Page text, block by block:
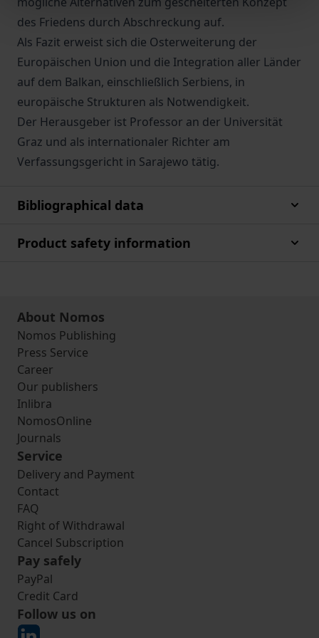
des Friedens durch Abschreckung auf.
Als Fazit erweist sich die Osterweiterung der
Europäischen Union und die Integration aller Länder
auf dem Balkan, einschließlich Serbiens, in
europäische Strukturen als Notwendigkeit.
Der Herausgeber ist Professor an der Universität
Graz und als internationaler Richter am
Verfassungsgericht in Sarajewo tätig.
Bibliographical data
Product safety information
About Nomos
Nomos Publishing
Press Service
Career
Our publishers
Inlibra
NomosOnline
Journals
Service
Delivery and Payment
Contact
FAQ
Right of Withdrawal
Cancel Subscription
Pay safely
PayPal
Credit Card
Follow us on